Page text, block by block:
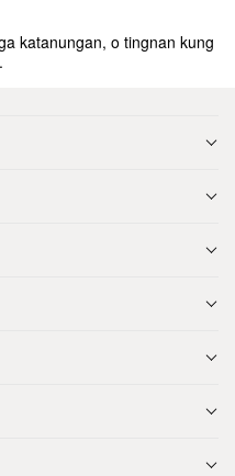
katanungan, o tingnan kung